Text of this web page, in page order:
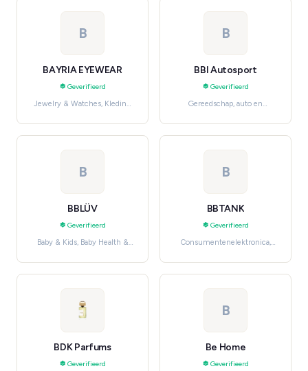
B
BAYRIA EYEWEAR
Geverifieerd
Jewelry & Watches, Kleding,
B
BBI Autosport
Geverifieerd
Gereedschap, auto en
Accessories
B
BBLÜV
Geverifieerd
Baby & Kids, Baby Health &
B
BBTANK
Geverifieerd
Consumentenelektronica,
beauty
BDK Parfums
Geverifieerd
B
Be Home
Geverifieerd